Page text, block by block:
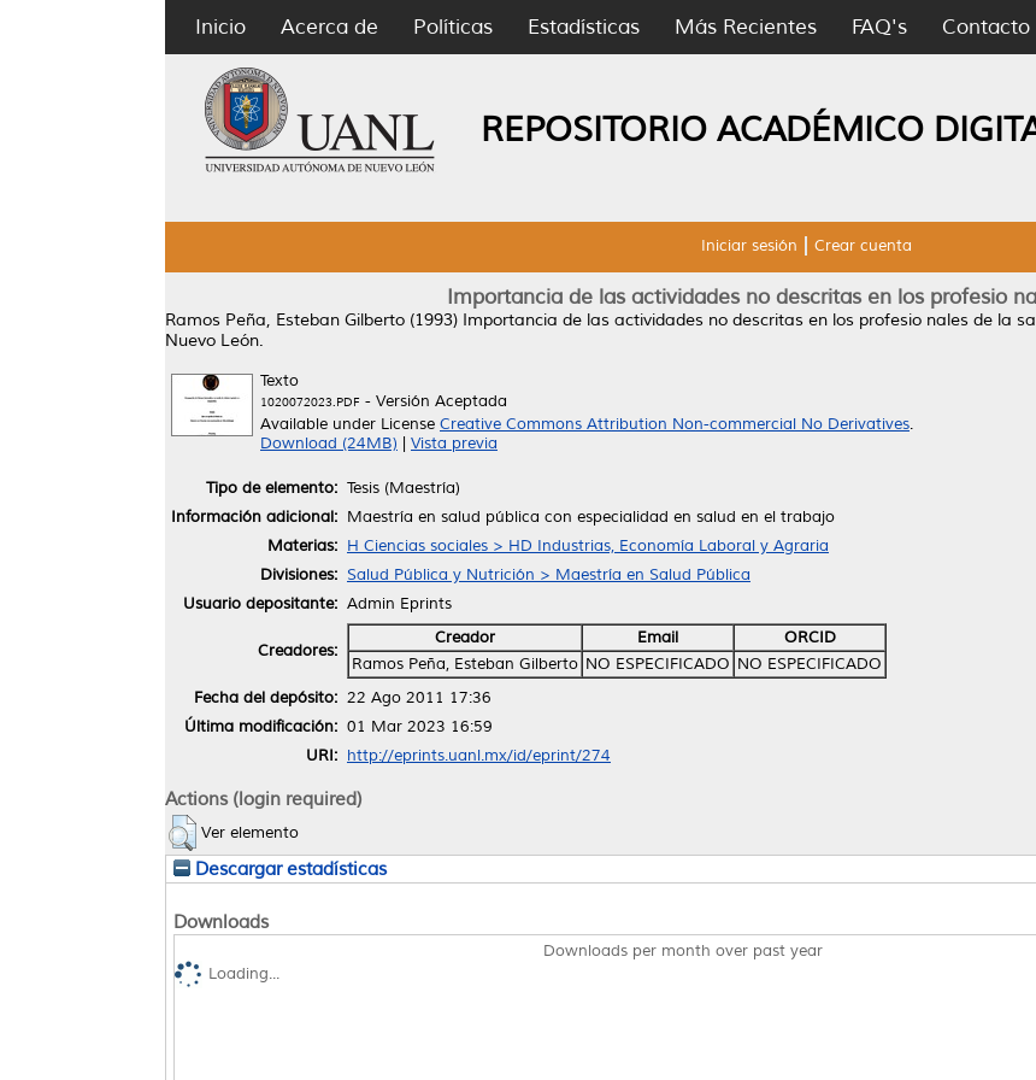
Inicio Acerca de Políticas Estadísticas Más Recientes FAQ's Contacto
REPOSITORIO ACADÉMICO
Iniciar sesión Crear cuenta
Importancia de las actividades no descritas en los profesio
Ramos Peña, Esteban Gilberto (1993) Importancia de las actividades no descritas en los profesio nales de la
Nuevo León.
Texto
1020072023.PDF - Versión Aceptada
Available under License Creative Commons Attribution Non-commercial No Derivatives.
Download (24MB)
Vista previa
Tipo de elemento: Tesis (Maestría)
Información adicional: Maestría en salud pública con especialidad en salud en el trabajo
Materias: H Ciencias sociales > HD Industrias, Economía Laboral y Agraria
Divisiones: Salud Pública y Nutrición > Maestría en Salud Pública
Usuario depositante: Admin Eprints
Creadores:
Creador Email
ORCID
Ramos Peña, Esteban Gilberto NO ESPECIFICADO NO ESPECIFICADO
Fecha del depósito: 22 Ago 2011 17:36
Última modificación: 01 Mar 2023 16:59
URI: http://eprints.uanl.mx/id/eprint/274
Actions (login required)
Ver elemento
Descargar estadísticas
Downloads
Downloads per month over past year
Loading...